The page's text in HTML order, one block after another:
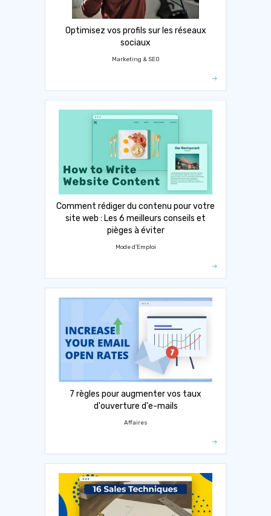
Optimisez vos profils sur les réseaux
sociaux
Marketing & SEO
Comment rédiger du contenu pour votre
site web : Les 6 meilleurs conseils et
pièges à éviter
Mode d'Emploi
7 règles pour augmenter vos taux
d'ouverture d'e-mails
Affaires